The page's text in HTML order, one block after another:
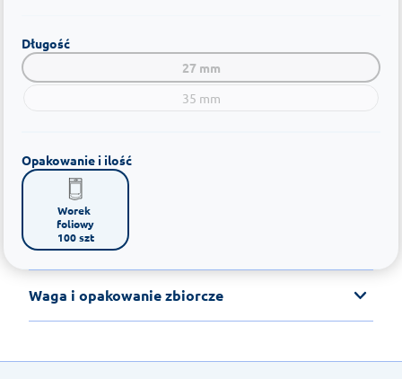
Długość
27 mm
35 mm
Opakowanie i ilość
Worek
foliowy
100 szt
Waga i opakowanie zbiorcze